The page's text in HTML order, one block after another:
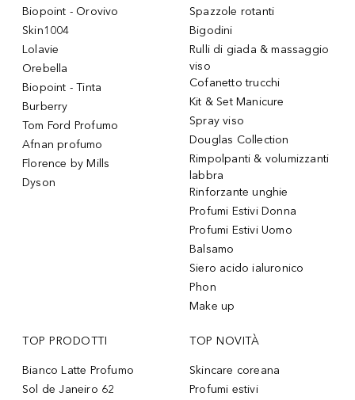
Biopoint - Orovivo
Skin1004
Lolavie
Orebella
Biopoint - Tinta
Burberry
Tom Ford Profumo
Afnan profumo
Florence by Mills
Dyson
Spazzole rotanti
Bigodini
Rulli di giada & massaggio
viso
Cofanetto trucchi
Kit & Set Manicure
Spray viso
Douglas Collection
Rimpolpanti & volumizzanti
labbra
Rinforzante unghie
Profumi Estivi Donna
Profumi Estivi Uomo
Balsamo
Siero acido ialuronico
Phon
Make up
TOP PRODOTTI
Bianco Latte Profumo
Sol de Janeiro 62
TOP NOVITÀ
Skincare coreana
Profumi estivi